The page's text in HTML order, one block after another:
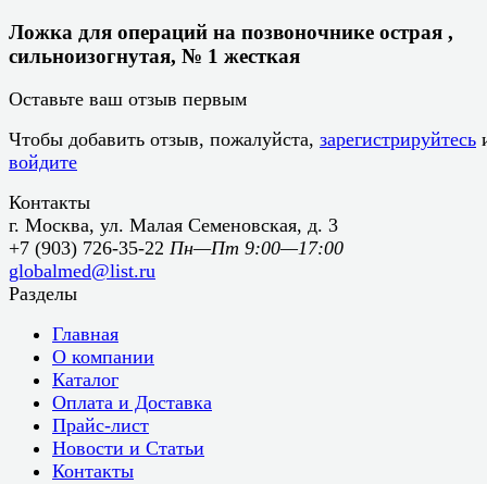
Ложка для операций на позвоночнике острая ,
сильноизогнутая, № 1 жесткая
Оставьте ваш отзыв первым
Чтобы добавить отзыв, пожалуйста, зарегистрируйтесь
войдите
Контакты
г. Москва, ул. Малая Семеновская, д. 3
+7 (903) 726-35-22 Пн—Пт 9:00—17:00
globalmed@list.ru
Разделы
Главная
О компании
Каталог
Оплата и Доставка
Прайс-лист
Новости и Статьи
Контакты